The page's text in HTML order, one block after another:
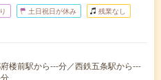
土日祝日が休み 残業なし
楼前駅から---分／西鉄五条駅から---